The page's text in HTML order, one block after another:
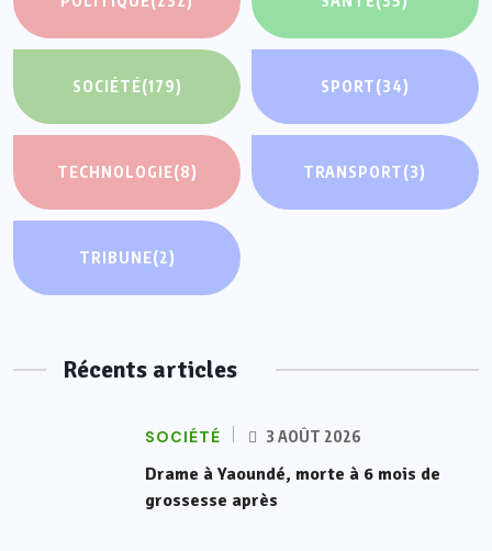
SOCIÉTÉ(179) SPORT(34)
TECHNOLOGIE(8) TRANSPORT(3)
TRIBUNE(2)
Récents articles
SOCIÉTÉ 3 AOÛT 2026
Drame à Yaoundé, morte à 6 mois de
grossesse après